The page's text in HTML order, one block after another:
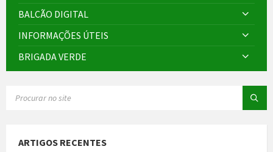
BALCÃO DIGITAL
INFORMAÇÕES ÚTEIS
BRIGADA VERDE
ARTIGOS RECENTES